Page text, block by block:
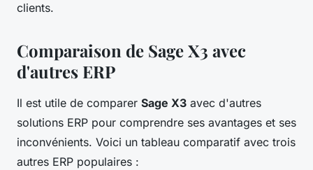
clients.
Comparaison de Sage X3 avec
d'autres ERP
Il est utile de comparer Sage X3 avec d'autres
solutions ERP pour comprendre ses avantages et ses
inconvénients. Voici un tableau comparatif avec trois
autres ERP populaires :